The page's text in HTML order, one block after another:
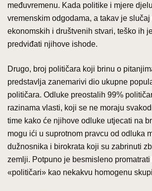
međuvremenu. Kada politike i mjere
vremenskim odgodama, a takav je slučaj
ekonomskih i društvenih stvari, teško ih
predviđati njihove ishode.
Drugo, broj političara koji brinu o
predstavlja zanemarivi dio ukupne
političara. Odluke preostalih 99%
razinama vlasti, koji se ne moraju
time kako će njihove odluke utjecati na
mogu ići u suprotnom pravcu od odluka
dužnosnika i birokrata koji su zabrinuti
zemlji. Potpuno je besmisleno
«političari» kao nekakvu homogenu